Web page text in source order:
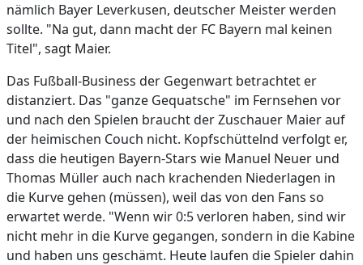
nämlich Bayer Leverkusen, deutscher Meister werden
sollte. "Na gut, dann macht der FC Bayern mal keinen
Titel", sagt Maier.
Das Fußball-Business der Gegenwart betrachtet er
distanziert. Das "ganze Gequatsche" im Fernsehen vor
und nach den Spielen braucht der Zuschauer Maier auf
der heimischen Couch nicht. Kopfschüttelnd verfolgt er,
dass die heutigen Bayern-Stars wie Manuel Neuer und
Thomas Müller auch nach krachenden Niederlagen in
die Kurve gehen (müssen), weil das von den Fans so
erwartet werde. "Wenn wir 0:5 verloren haben, sind wir
nicht mehr in die Kurve gegangen, sondern in die Kabine
und haben uns geschämt. Heute laufen die Spieler dahin